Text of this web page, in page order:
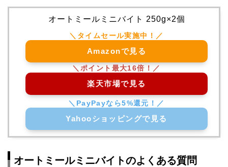
オートミールミニバイト 250g×2個
Amazonで見る
楽天市場で見る
Yahooショッピングで見る
オートミールミニバイトのよくある質問